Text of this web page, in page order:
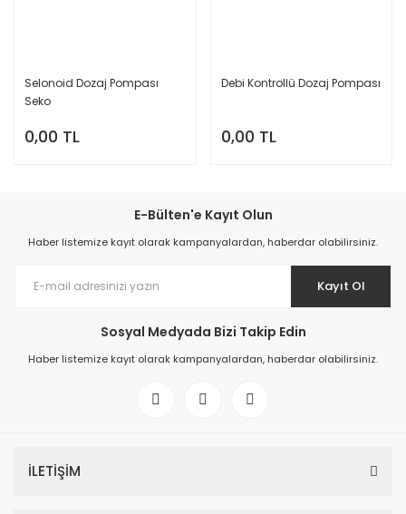
Selonoid Dozaj Pompası
Seko
0,00 TL
Debi Kontrollü Dozaj Pompası
0,00 TL
E-Bülten'e Kayıt Olun
Haber listemize kayıt olarak kampanyalardan, haberdar olabilirsiniz.
Kayıt Ol
Sosyal Medyada Bizi Takip Edin
Haber listemize kayıt olarak kampanyalardan, haberdar olabilirsiniz.
İLETİŞİM